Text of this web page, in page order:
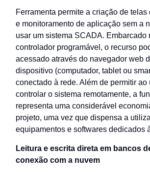
Ferramenta permite a criação de
e monitoramento de aplicação sem a
usar um sistema SCADA. Embarcado
controlador programável, o recurso
acessado através do navegador web
dispositivo (computador, tablet ou
conectado à rede. Além de permitir ao
controlar o sistema remotamente, a
representa uma considerável
projeto, uma vez que dispensa a
equipamentos e softwares dedicados
Leitura e escrita direta em bancos
conexão com a nuvem